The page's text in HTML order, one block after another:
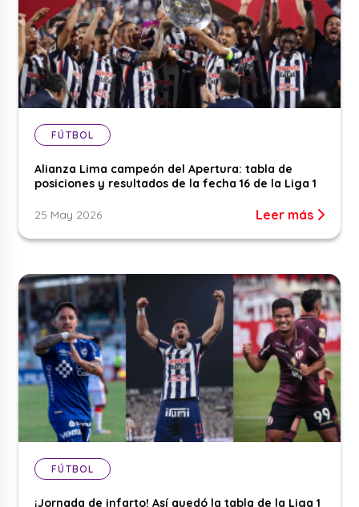
FÚTBOL
Alianza Lima campeón del Apertura: tabla de
posiciones y resultados de la fecha 16 de la Liga 1
25 May 2026 Leer más
FÚTBOL
¡Jornada de infarto! Así quedó la tabla de la Liga 1